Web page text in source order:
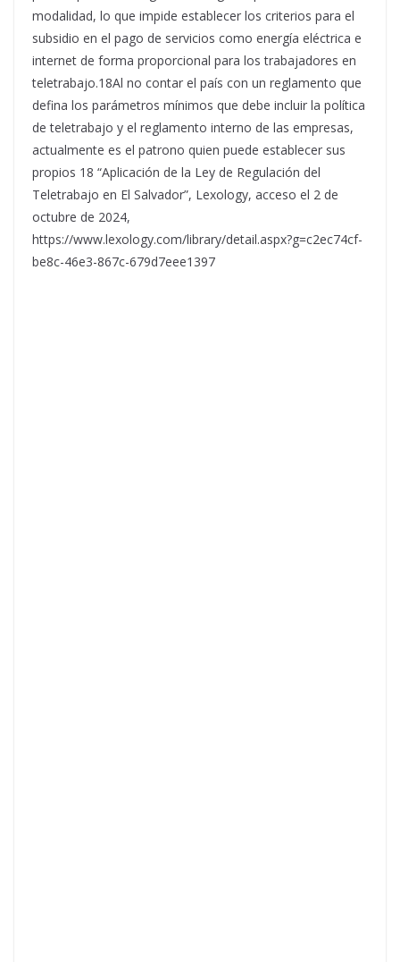
modalidad, lo que impide establecer los criterios para el
subsidio en el pago de servicios como energía eléctrica e
internet de forma proporcional para los trabajadores en
teletrabajo.18Al no contar el país con un reglamento que
defina los parámetros mínimos que debe incluir la política
de teletrabajo y el reglamento interno de las empresas,
actualmente es el patrono quien puede establecer sus
propios 18 “Aplicación de la Ley de Regulación del
Teletrabajo en El Salvador”, Lexology, acceso el 2 de
octubre de 2024,
https://www.lexology.com/library/detail.aspx?g=c2ec74cf-
be8c-46e3-867c-679d7eee1397